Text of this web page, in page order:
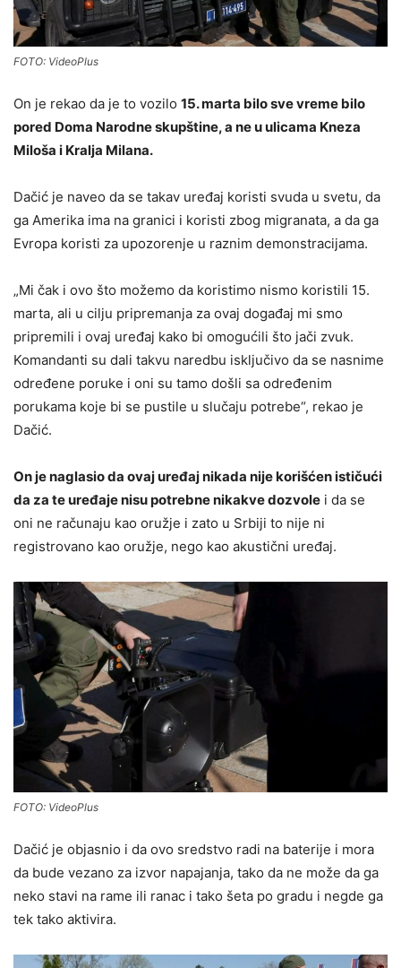
FOTO: VideoPlus
On je rekao da je to vozilo 15. marta bilo sve vreme bilo
pored Doma Narodne skupštine, a ne u ulicama Kneza
Miloša i Kralja Milana.
Dačić je naveo da se takav uređaj koristi svuda u svetu, da
ga Amerika ima na granici i koristi zbog migranata, a da ga
Evropa koristi za upozorenje u raznim demonstracijama.
„Mi čak i ovo što možemo da koristimo nismo koristili 15.
marta, ali u cilju pripremanja za ovaj događaj mi smo
pripremili i ovaj uređaj kako bi omogućili što jači zvuk.
Komandanti su dali takvu naredbu isključivo da se nasnime
određene poruke i oni su tamo došli sa određenim
porukama koje bi se pustile u slučaju potrebe“, rekao je
Dačić.
On je naglasio da ovaj uređaj nikada nije korišćen ističući
da za te uređaje nisu potrebne nikakve dozvole i da se
oni ne računaju kao oružje i zato u Srbiji to nije ni
registrovano kao oružje, nego kao akustični uređaj.
FOTO: VideoPlus
Dačić je objasnio i da ovo sredstvo radi na baterije i mora
da bude vezano za izvor napajanja, tako da ne može da ga
neko stavi na rame ili ranac i tako šeta po gradu i negde ga
tek tako aktivira.